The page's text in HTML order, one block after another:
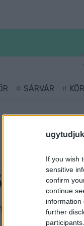
If you wish
sensitive
confirm
continue
information
further
SÁRVÁR